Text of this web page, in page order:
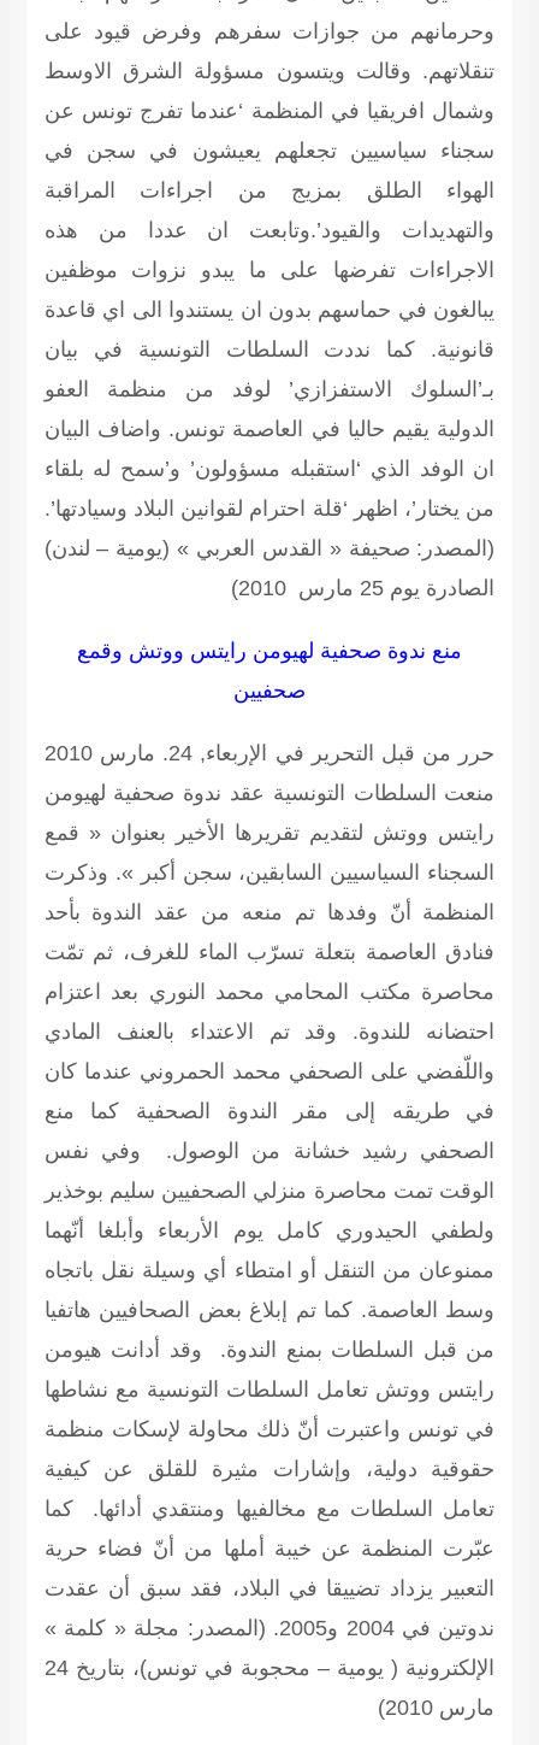
وحرمانهم من جوازات سفرهم وفرض قيود على
تنقلاتهم. وقالت ويتسون مسؤولة الشرق الاوسط
وشمال افريقيا في المنظمة ‘عندما تفرج تونس عن
سجناء سياسيين تجعلهم يعيشون في سجن في
الهواء الطلق بمزيج من اجراءات المراقبة
والتهديدات والقيود’.وتابعت ان عددا من هذه
الاجراءات تفرضها على ما يبدو نزوات موظفين
يبالغون في حماسهم بدون ان يستندوا الى اي قاعدة
قانونية. كما نددت السلطات التونسية في بيان
بـ’السلوك الاستفزازي’ لوفد من منظمة العفو
الدولية يقيم حاليا في العاصمة تونس. واضاف البيان
ان الوفد الذي ‘استقبله مسؤولون’ و’سمح له بلقاء
من يختار’، اظهر ‘قلة احترام لقوانين البلاد وسيادتها’.
(المصدر: صحيفة « القدس العربي » (يومية – لندن)
الصادرة يوم 25 مارس 2010)
منع ندوة صحفية لهيومن رايتس ووتش وقمع
صحفيين
حرر من قبل التحرير في الإربعاء, 24. مارس 2010
منعت السلطات التونسية عقد ندوة صحفية لهيومن
رايتس ووتش لتقديم تقريرها الأخير بعنوان « قمع
السجناء السياسيين السابقين، سجن أكبر ». وذكرت
المنظمة أنّ وفدها تم منعه من عقد الندوة بأحد
فنادق العاصمة بتعلة تسرّب الماء للغرف، ثم تمّت
محاصرة مكتب المحامي محمد النوري بعد اعتزام
احتضانه للندوة. وقد تم الاعتداء بالعنف المادي
واللّفضي على الصحفي محمد الحمروني عندما كان
في طريقه إلى مقر الندوة الصحفية كما منع
الصحفي رشيد خشانة من الوصول. وفي نفس
الوقت تمت محاصرة منزلي الصحفيين سليم بوخذير
ولطفي الحيدوري كامل يوم الأربعاء وأبلغا أنّهما
ممنوعان من التنقل أو امتطاء أي وسيلة نقل باتجاه
وسط العاصمة. كما تم إبلاغ بعض الصحافيين هاتفيا
من قبل السلطات بمنع الندوة. وقد أدانت هيومن
رايتس ووتش تعامل السلطات التونسية مع نشاطها
في تونس واعتبرت أنّ ذلك محاولة لإسكات منظمة
حقوقية دولية، وإشارات مثيرة للقلق عن كيفية
تعامل السلطات مع مخالفيها ومنتقدي أدائها. كما
عبّرت المنظمة عن خيبة أملها من أنّ فضاء حرية
التعبير يزداد تضييقا في البلاد، فقد سبق أن عقدت
ندوتين في 2004 و2005.
(المصدر: مجلة « كلمة »
الإلكترونية ( يومية – محجوبة في تونس)، بتاريخ 24
مارس 2010)